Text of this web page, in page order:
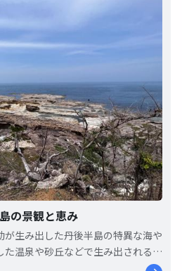
の景観と恵み
が生み出した丹後半島の特異な海や
温泉や砂丘などで生み出される作
継がれています。こうした特徴的な